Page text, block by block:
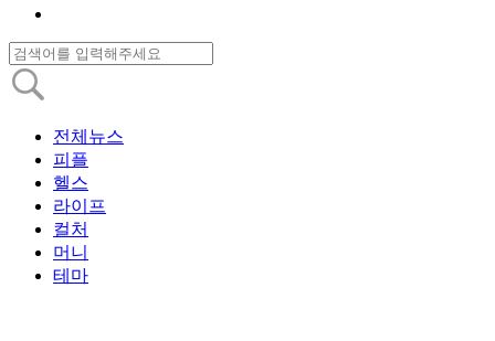
전체뉴스
피플
헬스
라이프
컬처
머니
테마